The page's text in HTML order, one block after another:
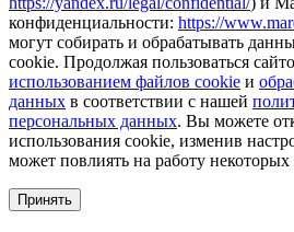
конфиденциальности: https://
могут собирать и обрабатывать
cookie. Продолжая пользоваться
использованием файлов cookie и
данных в соответствии с нашей
персональных данных. Вы можете
использования cookie, изменив
может повлиять на работу
Принять